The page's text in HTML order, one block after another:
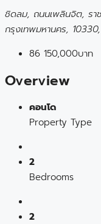
ชิดลม, ถนนเพลินจิต, รา
กรุงเทพมหานคร, 10330,
86 150,000บาท
Overview
คอนโด
Property Type
2
Bedrooms
2